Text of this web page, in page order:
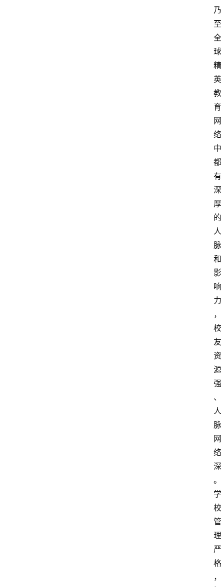
乃
至
全
球
精
英
教
育
网
络
中
都
有
深
厚
的
人
脉
和
影
响
力
，
校
友
资
源
强
、
人
脉
网
络
深
。
学
校
管
理
严
格
，